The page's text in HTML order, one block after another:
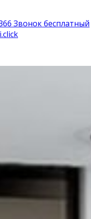
Звонок бесплатный